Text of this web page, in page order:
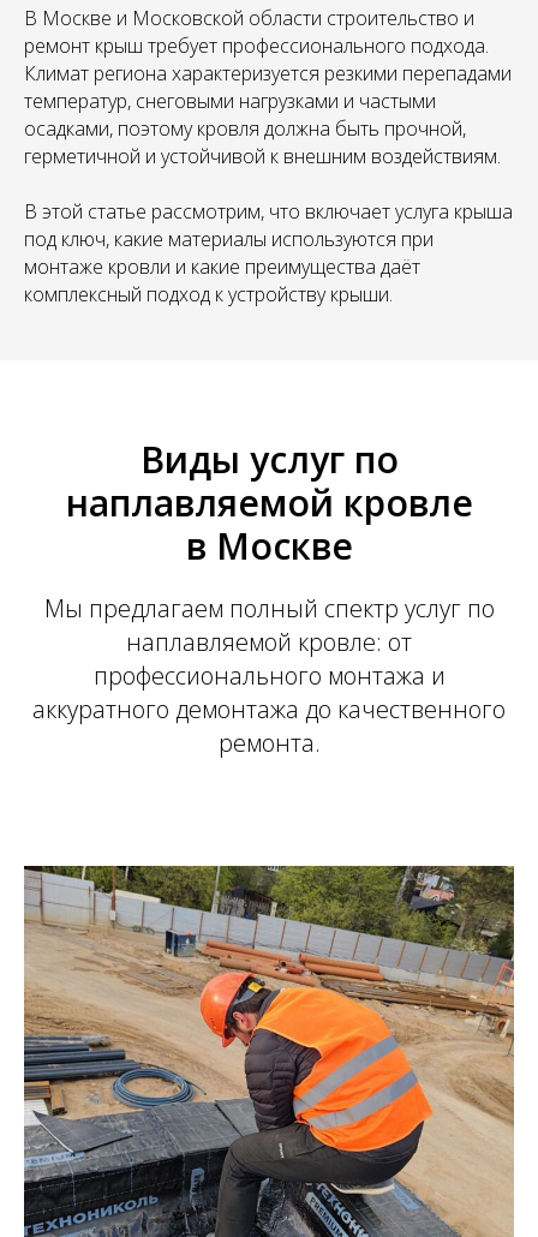
В Москве и Московской области строительство и
ремонт крыш требует профессионального подхода.
Климат региона характеризуется резкими перепадами
температур, снеговыми нагрузками и частыми
осадками, поэтому кровля должна быть прочной,
герметичной и устойчивой к внешним воздействиям.
В этой статье рассмотрим, что включает услуга крыша
под ключ, какие материалы используются при
монтаже кровли и какие преимущества даёт
комплексный подход к устройству крыши.
Виды услуг по
наплавляемой кровле
в Москве
Мы предлагаем полный спектр услуг по
наплавляемой кровле: от
профессионального монтажа и
аккуратного демонтажа до качественного
ремонта.